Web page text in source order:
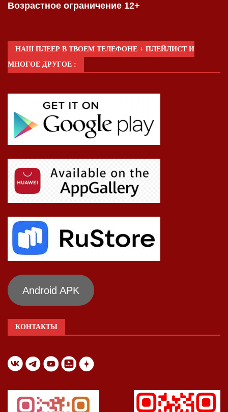
Возрастное ограничение 12+
НАШ ПЛЕЕР В ТВОЕМ ТЕЛЕФОНЕ + ПЛЕЙЛИСТ И
МНОГОЕ ДРУГОЕ :
Android APK
КОНТАКТЫ